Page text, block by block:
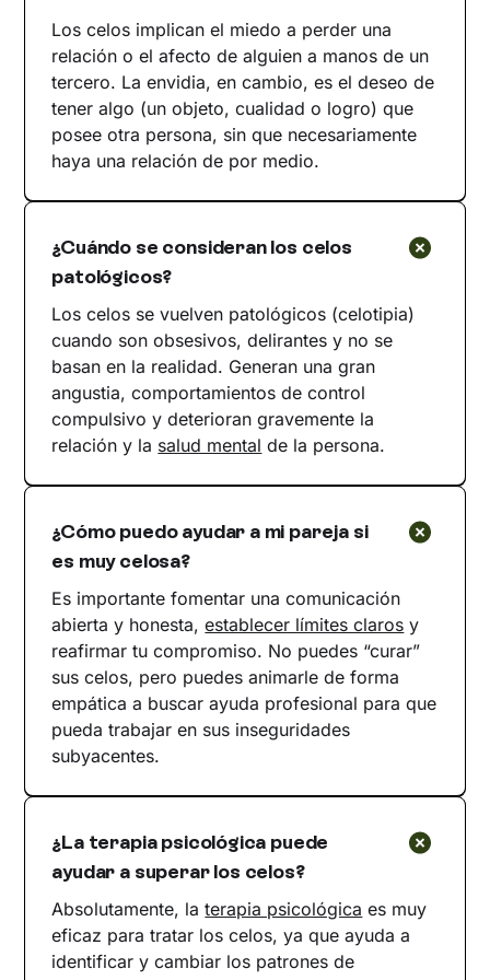
Los celos implican el miedo a perder una
relación o el afecto de alguien a manos de un
tercero. La envidia, en cambio, es el deseo de
tener algo (un objeto, cualidad o logro) que
posee otra persona, sin que necesariamente
haya una relación de por medio.
¿Cuándo se consideran los celos
patológicos?
Los celos se vuelven patológicos (celotipia)
cuando son obsesivos, delirantes y no se
basan en la realidad. Generan una gran
angustia, comportamientos de control
compulsivo y deterioran gravemente la
relación y la salud mental de la persona.
¿Cómo puedo ayudar a mi pareja si
es muy celosa?
Es importante fomentar una comunicación
abierta y honesta,establecer límites claros y
reafirmar tu compromiso. No puedes “curar”
sus celos, pero puedes animarle de forma
empática a buscar ayuda profesional para que
pueda trabajar en sus inseguridades
subyacentes.
¿La terapia psicológica puede
ayudar a superar los celos?
Absolutamente, laterapia psicológica es muy
eficaz para tratar los celos, ya que ayuda a
identificar y cambiar los patrones de